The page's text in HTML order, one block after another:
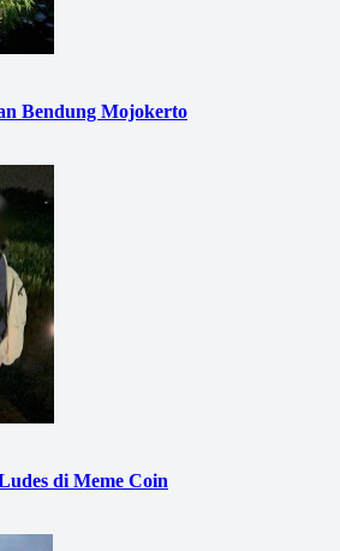
Bendung Mojokerto
di Meme Coin